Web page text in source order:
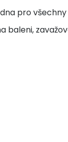
pro
baleni,